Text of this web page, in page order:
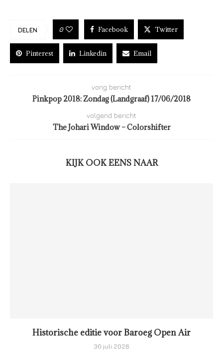
DELEN 0 Facebook Twitter
Pinterest Linkedin Email
vorig bericht
Pinkpop 2018: Zondag (Landgraaf) 17/06/2018
volgend bericht
The Johari Window – Colorshifter
KIJK OOK EENS NAAR
Historische editie voor Baroeg Open Air
30 juli 2026